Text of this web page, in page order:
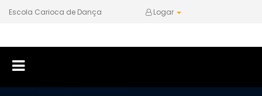
Escola Carioca de Dança Logar